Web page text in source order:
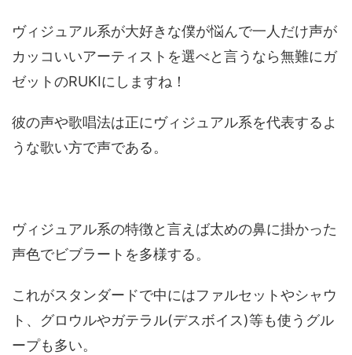
ヴィジュアル系が大好きな僕が悩んで一人だけ声が
カッコいいアーティストを選べと言うなら無難にガ
ゼットのRUKIにしますね！
彼の声や歌唱法は正にヴィジュアル系を代表するよ
うな歌い方で声である。
ヴィジュアル系の特徴と言えば太めの鼻に掛かった
声色でビブラートを多様する。
これがスタンダードで中にはファルセットやシャウ
ト、グロウルやガテラル(デスボイス)等も使うグル
ープも多い。